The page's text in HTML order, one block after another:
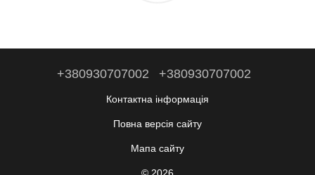
+380930707002 +380930707002
Контактна інформація
Повна версія сайту
Мапа сайту